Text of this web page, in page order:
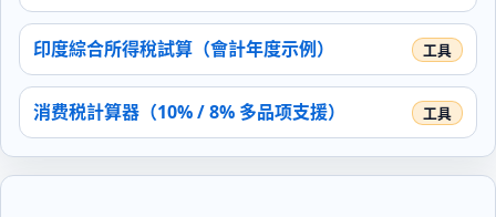
印度綜合所得稅試算（會計年度示例）
消费税計算器（10% / 8% 多品项支援）